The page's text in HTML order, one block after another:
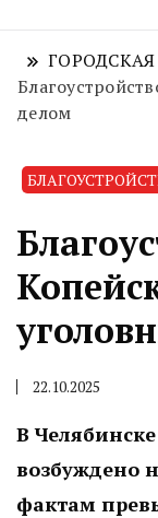
ГОРОДСКАЯ
делом
22.10.2025
В
возбуждено
фактам